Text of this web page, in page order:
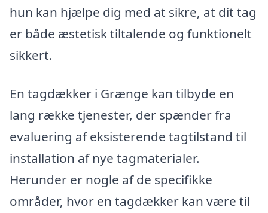
hun kan hjælpe dig med at sikre, at dit tag
er både æstetisk tiltalende og funktionelt
sikkert.
En tagdækker i Grænge kan tilbyde en
lang række tjenester, der spænder fra
evaluering af eksisterende tagtilstand til
installation af nye tagmaterialer.
Herunder er nogle af de specifikke
områder, hvor en tagdækker kan være til